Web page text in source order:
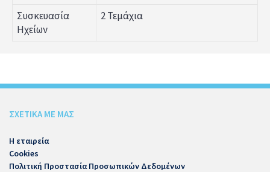
Συσκευασία
Ηχείων
2 Τεμάχια
ΣΧΕΤΙΚΑ ΜΕ ΜΑΣ
Η εταιρεία
Cookies
Πολιτική Προστασία Προσωπικών Δεδομένων